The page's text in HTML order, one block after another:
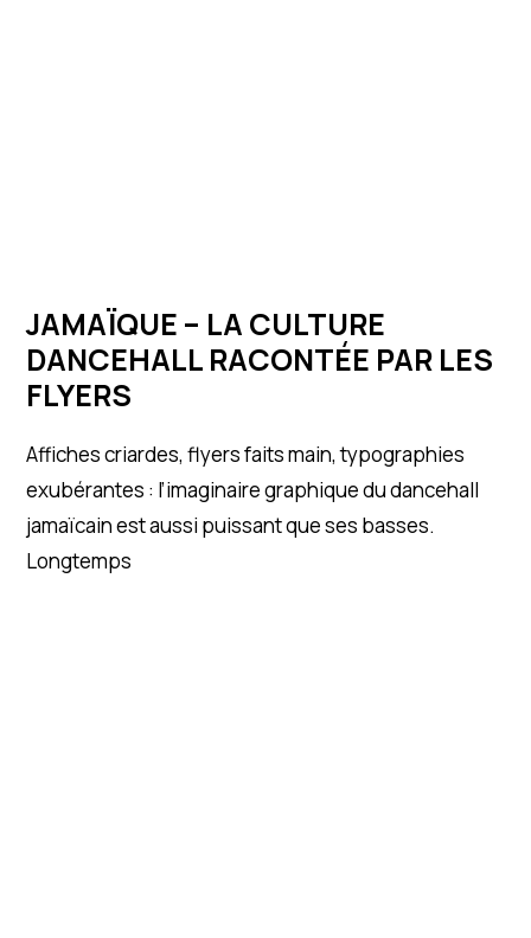
JAMAÏQUE – LA CULTURE
DANCEHALL RACONTÉE PAR LES
FLYERS
Affiches criardes, flyers faits main, typographies
exubérantes : l’imaginaire graphique du dancehall
jamaïcain est aussi puissant que ses basses.
Longtemps